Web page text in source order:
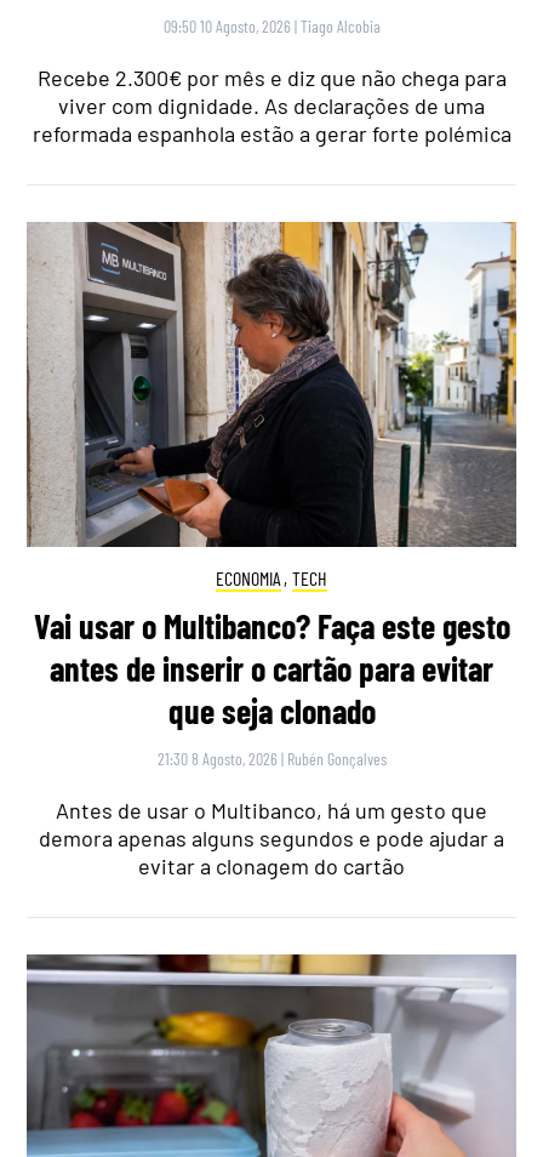
09:50 10 Agosto, 2026 |Tiago Alcobia
Recebe 2.300€ por mês e diz que não chega para
viver com dignidade. As declarações de uma
reformada espanhola estão a gerar forte polémica
ECONOMIA , TECH
Vai usar o Multibanco? Faça este gesto
antes de inserir o cartão para evitar
que seja clonado
21:30 8 Agosto, 2026 | Rubén Gonçalves
Antes de usar o Multibanco, há um gesto que
demora apenas alguns segundos e pode ajudar a
evitar a clonagem do cartão